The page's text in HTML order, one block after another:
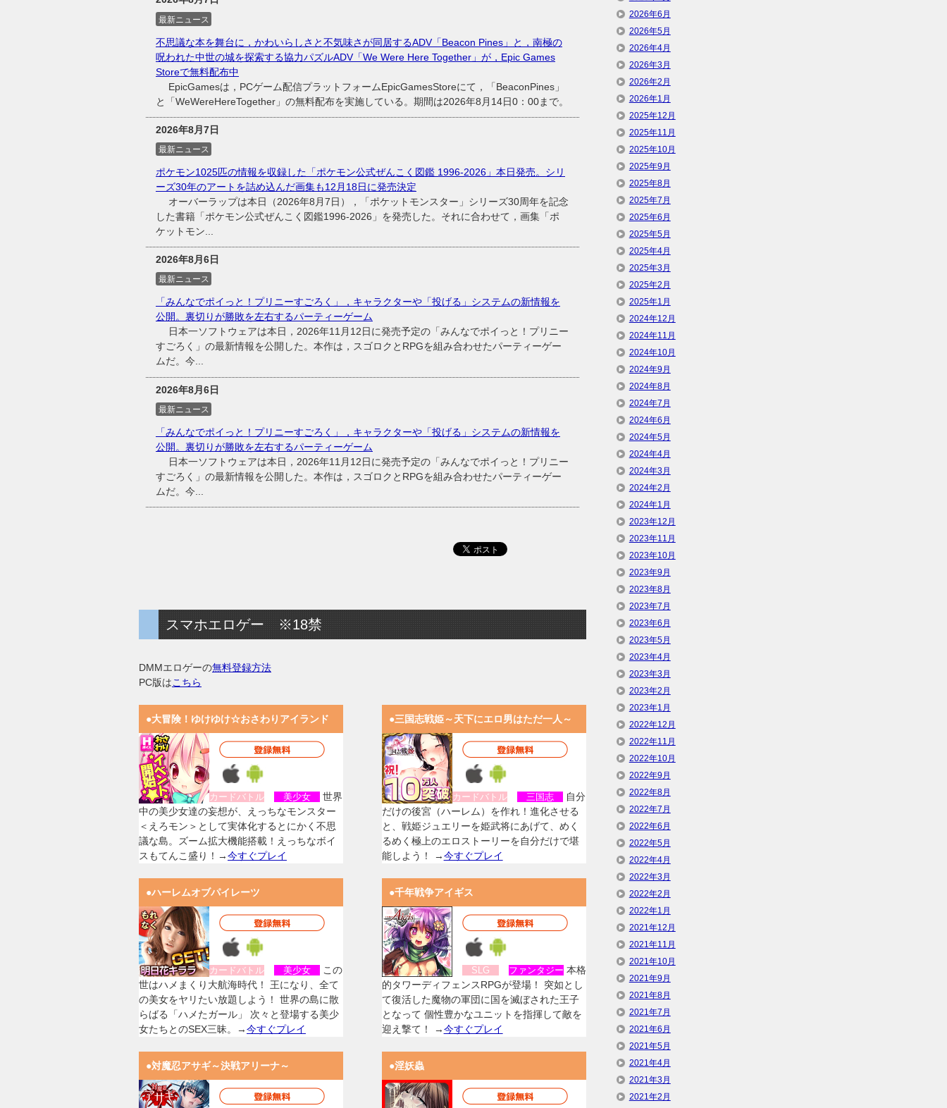
最新ニュース
不思議な本を舞台に，かわいらしさと不気味さが同居するADV「Beacon Pines」と，南極の
呪われた中世の城を探索する協力パズルADV「We Were Here Together」が，Epic Games
Storeで無料配布中
EpicGamesは，PCゲーム配信プラットフォームEpicGamesStoreにて，「BeaconPines」
と「WeWereHereTogether」の無料配布を実施している。期間は2026年8月14日0：00まで。
2026年8月7日
最新ニュース
ポケモン1025匹の情報を収録した「ポケモン公式ぜんこく図鑑 1996-2026」本日発売。シリ
ーズ30年のアートを詰め込んだ画集も12月18日に発売決定
オーバーラップは本日（2026年8月7日），「ポケットモンスター」シリーズ30周年を記念
した書籍「ポケモン公式ぜんこく図鑑1996-2026」を発売した。それに合わせて，画集「ポ
ケットモン...
2026年8月6日
最新ニュース
「みんなでポイっと！プリニーすごろく」，キャラクターや「投げる」システムの新情報を
公開。裏切りが勝敗を左右するパーティーゲーム
日本一ソフトウェアは本日，2026年11月12日に発売予定の「みんなでポイっと！プリニー
すごろく」の最新情報を公開した。本作は，スゴロクとRPGを組み合わせたパーティーゲー
ムだ。今...
2026年8月6日
最新ニュース
「みんなでポイっと！プリニーすごろく」，キャラクターや「投げる」システムの新情報を
公開。裏切りが勝敗を左右するパーティーゲーム
日本一ソフトウェアは本日，2026年11月12日に発売予定の「みんなでポイっと！プリニー
すごろく」の最新情報を公開した。本作は，スゴロクとRPGを組み合わせたパーティーゲー
ムだ。今...
スマホエロゲー ※18禁
DMMエロゲーの無料登録方法
PC版はこちら
●大冒険！ゆけゆけ☆おさわりアイランド
カードバトル 美少女
世界
中の美少女達の妄想が、えっちなモンスター
＜えろモン＞として実体化するとにかく不思
議な島。ズーム拡大機能搭載！えっちなボイ
スもてんこ盛り！→今すぐプレイ
●三国志戦姫～天下にエロ男はただ一人～
カードバトル 三国志
自分
だけの後宮（ハーレム）を作れ！進化させる
と、戦姫ジュエリーを姫武将にあげて、めく
るめく極上のエロストーリーを自分だけで堪
能しよう！ →今すぐプレイ
●ハーレムオブパイレーツ
カードバトル 美少女
この
世はハメまくり大航海時代！ 王になり、全て
の美女をヤリたい放題しよう！ 世界の島に散
らばる「ハメたガール」 次々と登場する美少
女たちとのSEX三昧。→今すぐプレイ
●千年戦争アイギス
SLG ファンタジー 本格
的タワーディフェンスRPGが登場！ 突如とし
て復活した魔物の軍団に国を滅ぼされた王子
となって 個性豊かなユニットを指揮して敵を
迎え撃て！ →今すぐプレイ
●対魔忍アサギ～決戦アリーナ～ ●淫妖蟲
2026年6月
2026年5月
2026年4月
2026年3月
2026年2月
2026年1月
2025年12月
2025年11月
2025年10月
2025年9月
2025年8月
2025年7月
2025年6月
2025年5月
2025年4月
2025年3月
2025年2月
2025年1月
2024年12月
2024年11月
2024年10月
2024年9月
2024年8月
2024年7月
2024年6月
2024年5月
2024年4月
2024年3月
2024年2月
2024年1月
2023年12月
2023年11月
2023年10月
2023年9月
2023年8月
2023年7月
2023年6月
2023年5月
2023年4月
2023年3月
2023年2月
2023年1月
2022年12月
2022年11月
2022年10月
2022年9月
2022年8月
2022年7月
2022年6月
2022年5月
2022年4月
2022年3月
2022年2月
2022年1月
2021年12月
2021年11月
2021年10月
2021年9月
2021年8月
2021年7月
2021年6月
2021年5月
2021年4月
2021年3月
2021年2月